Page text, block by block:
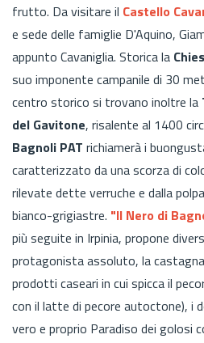
frutto. Da visitare il Castello
e sede delle famiglie D'Aquino,
appunto Cavaniglia. Storica la
suo imponente campanile di 30
centro storico si trovano inoltre la
del Gavitone, risalente al 1400
Bagnoli PAT richiamerà i
caratterizzato da una scorza di
rilevate dette verruche e dalla
bianco-grigiastre. "Il Nero di
più seguite in Irpinia, propone
protagonista assoluto, la
prodotti caseari in cui spicca il
con il latte di pecore autoctone), i
vero e proprio Paradiso dei golosi